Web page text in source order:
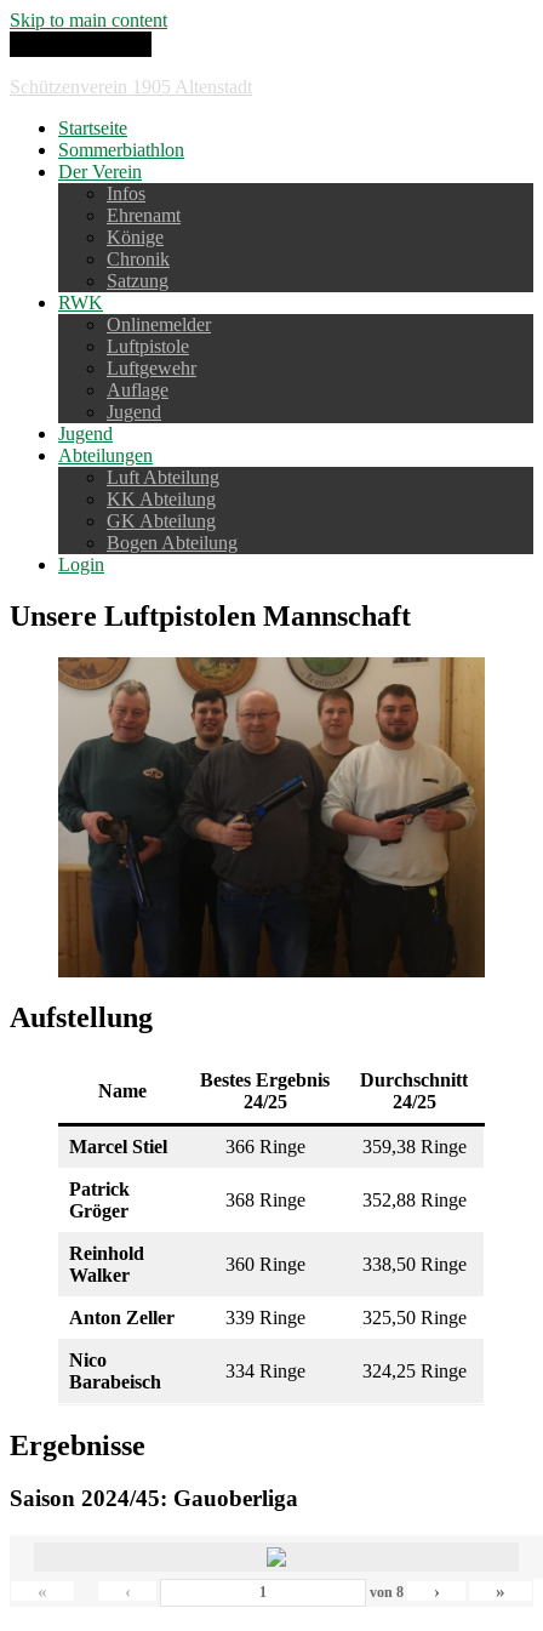
Skip to main content
Schützenverein 1905 Altenstadt
Startseite
Sommerbiathlon
Der Verein
Infos
Ehrenamt
Könige
Chronik
Satzung
RWK
Onlinemelder
Luftpistole
Luftgewehr
Auflage
Jugend
Jugend
Abteilungen
Luft Abteilung
KK Abteilung
GK Abteilung
Bogen Abteilung
Login
Unsere Luftpistolen Mannschaft
Aufstellung
Name
Bestes Ergebnis
24/25
Durchschnitt
24/25
Marcel Stiel 366 Ringe 359,38 Ringe
Patrick
Gröger
368 Ringe 352,88 Ringe
Reinhold
Walker
360 Ringe 338,50 Ringe
Anton Zeller 339 Ringe 325,50 Ringe
Nico
Barabeisch
334 Ringe 324,25 Ringe
Ergebnisse
Saison 2024/45: Gauoberliga
« ‹ von8 › »